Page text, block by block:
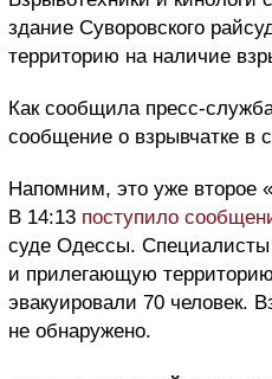
здание Суворовского
территорию на наличие
Как сообщила пресс-
сообщение о взрывчатке в
Напомним, это уже второе
В 14:13 поступило
суде Одессы. Специалисты
и прилегающую
эвакуировали 70 человек.
не обнаружено.